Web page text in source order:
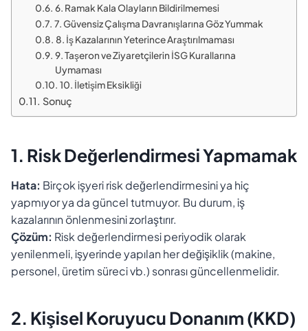
6. Ramak Kala Olayların Bildirilmemesi
7. Güvensiz Çalışma Davranışlarına Göz Yummak
8. İş Kazalarının Yeterince Araştırılmaması
9. Taşeron ve Ziyaretçilerin İSG Kurallarına
Uymaması
10. İletişim Eksikliği
Sonuç
1. Risk Değerlendirmesi Yapmamak
Hata: Birçok işyeri risk değerlendirmesini ya hiç
yapmıyor ya da güncel tutmuyor. Bu durum, iş
kazalarının önlenmesini zorlaştırır.
Çözüm: Risk değerlendirmesi periyodik olarak
yenilenmeli, işyerinde yapılan her değişiklik (makine,
personel, üretim süreci vb.) sonrası güncellenmelidir.
2. Kişisel Koruyucu Donanım (KKD)